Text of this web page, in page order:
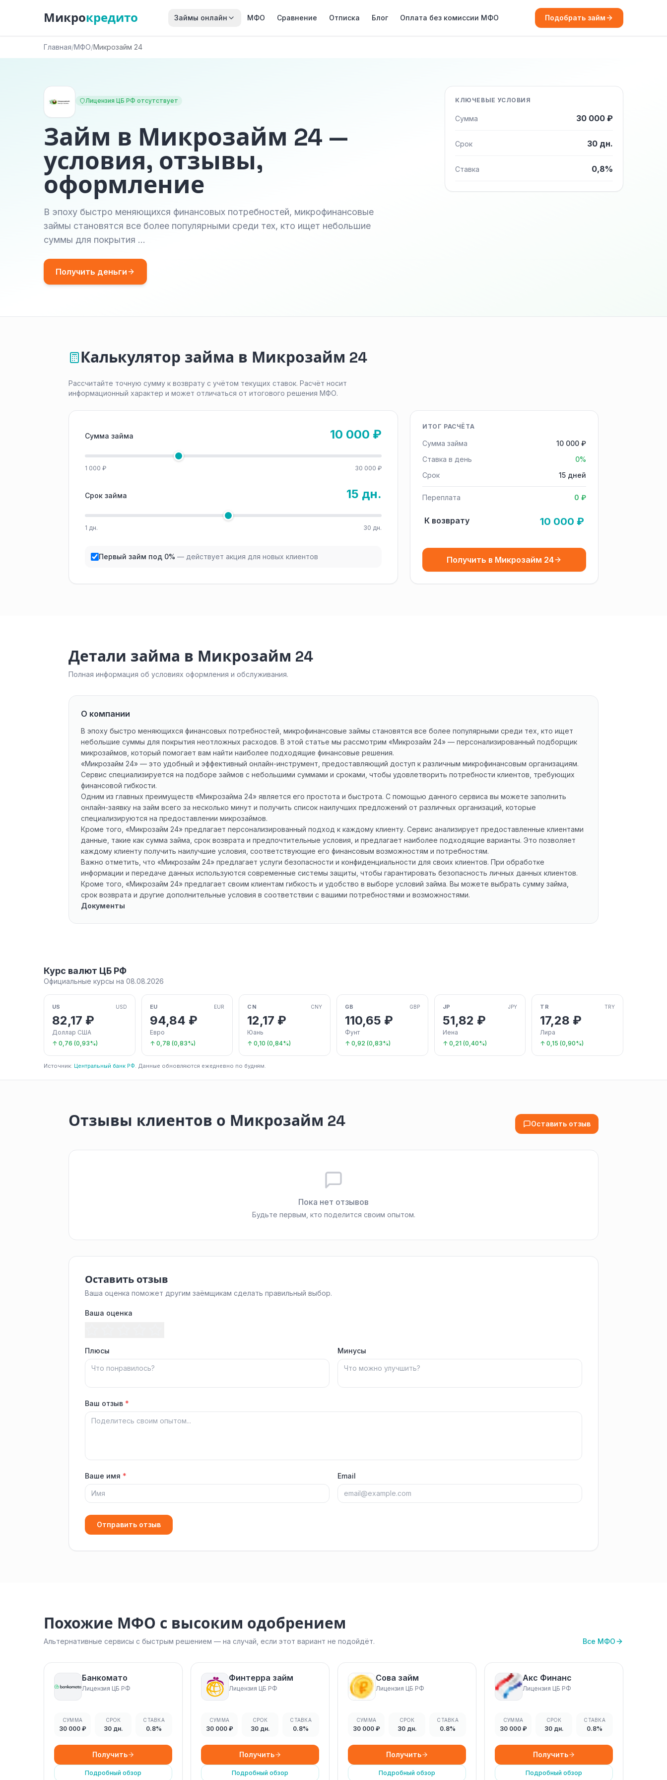
Микрокредито Займы онлайн МФО Сравнение Отписка Блог Оплата без комиссии МФО Подобрать займ
Главная/МФО/Микрозайм 24
Лицензия ЦБ РФ отсутствует
Займ в Микрозайм 24 —
условия, отзывы,
оформление
В эпоху быстро меняющихся финансовых потребностей, микрофинансовые
займы становятся все более популярными среди тех, кто ищет небольшие
суммы для покрытия …
Получить деньги
КЛЮЧЕВЫЕ УСЛОВИЯ
Сумма 30 000 ₽
Срок 30 дн.
Ставка 0,8%
Калькулятор займа в Микрозайм 24
Рассчитайте точную сумму к возврату с учётом текущих ставок. Расчёт носит
информационный характер и может отличаться от итогового решения МФО.
Сумма займа 10 000 ₽
1 000 ₽ 30 000 ₽
Срок займа 15 дн.
1 дн. 30 дн.
Первый займ под 0% — действует акция для новых клиентов
ИТОГ РАСЧЁТА
Сумма займа
10 000 ₽
Ставка в день
0%
Срок
15 дней
Переплата 0 ₽
К возврату 10 000 ₽
Получить в Микрозайм 24
Детали займа в Микрозайм 24
Полная информация об условиях оформления и обслуживания.
О компании
В эпоху быстро меняющихся финансовых потребностей, микрофинансовые займы становятся все более популярными среди тех, кто ищет
небольшие суммы для покрытия неотложных расходов. В этой статье мы рассмотрим «Микрозайм 24» — персонализированный подборщик
микрозаймов, который помогает вам найти наиболее подходящие финансовые решения.
«Микрозайм 24» — это удобный и эффективный онлайн-инструмент, предоставляющий доступ к различным микрофинансовым организациям.
Сервис специализируется на подборе займов с небольшими суммами и сроками, чтобы удовлетворить потребности клиентов, требующих
финансовой гибкости.
Одним из главных преимуществ «Микрозайма 24» является его простота и быстрота. С помощью данного сервиса вы можете заполнить
онлайн-заявку на займ всего за несколько минут и получить список наилучших предложений от различных организаций, которые
специализируются на предоставлении микрозаймов.
Кроме того, «Микрозайм 24» предлагает персонализированный подход к каждому клиенту. Сервис анализирует предоставленные клиентами
данные, такие как сумма займа, срок возврата и предпочтительные условия, и предлагает наиболее подходящие варианты. Это позволяет
каждому клиенту получить наилучшие условия, соответствующие его финансовым возможностям и потребностям.
Важно отметить, что «Микрозайм 24» предлагает услуги безопасности и конфиденциальности для своих клиентов. При обработке
информации и передаче данных используются современные системы защиты, чтобы гарантировать безопасность личных данных клиентов.
Кроме того, «Микрозайм 24» предлагает своим клиентам гибкость и удобство в выборе условий займа. Вы можете выбрать сумму займа,
срок возврата и другие дополнительные условия в соответствии с вашими потребностями и возможностями.
Документы
Курс валют ЦБ РФ
Официальные курсы на 08.08.2026
US USD
82,17 ₽
Доллар США
↑ 0,76 (0,93%)
EU EUR
94,84 ₽
Евро
↑ 0,78 (0,83%)
CN CNY
12,17 ₽
Юань
↑ 0,10 (0,84%)
GB GBP
110,65 ₽
Фунт
↑ 0,92 (0,83%)
JP JPY
51,82 ₽
Иена
↑ 0,21 (0,40%)
TR TRY
17,28 ₽
Лира
↑ 0,15 (0,90%)
Источник: Центральный банк РФ. Данные обновляются ежедневно по будням.
Отзывы клиентов о Микрозайм 24 Оставить отзыв
Пока нет отзывов
Будьте первым, кто поделится своим опытом.
Оставить отзыв
Ваша оценка поможет другим заёмщикам сделать правильный выбор.
Ваша оценка
Плюсы Минусы
Ваш отзыв *
Ваше имя * Email
Отправить отзыв
Похожие МФО с высоким одобрением
Альтернативные сервисы с быстрым решением — на случай, если этот вариант не подойдёт. Все МФО
Банкомато
Лицензия ЦБ РФ
СУММА
30 000 ₽
СРОК
30 дн.
СТАВКА
0.8%
Получить
Подробный обзор
Финтерра займ
Лицензия ЦБ РФ
СУММА
30 000 ₽
СРОК
30 дн.
СТАВКА
0.8%
Получить
Подробный обзор
Сова займ
Лицензия ЦБ РФ
СУММА
30 000 ₽
СРОК
30 дн.
СТАВКА
0.8%
Получить
Подробный обзор
Акс Финанс
Лицензия ЦБ РФ
СУММА
30 000 ₽
СРОК
30 дн.
СТАВКА
0.8%
Получить
Подробный обзор